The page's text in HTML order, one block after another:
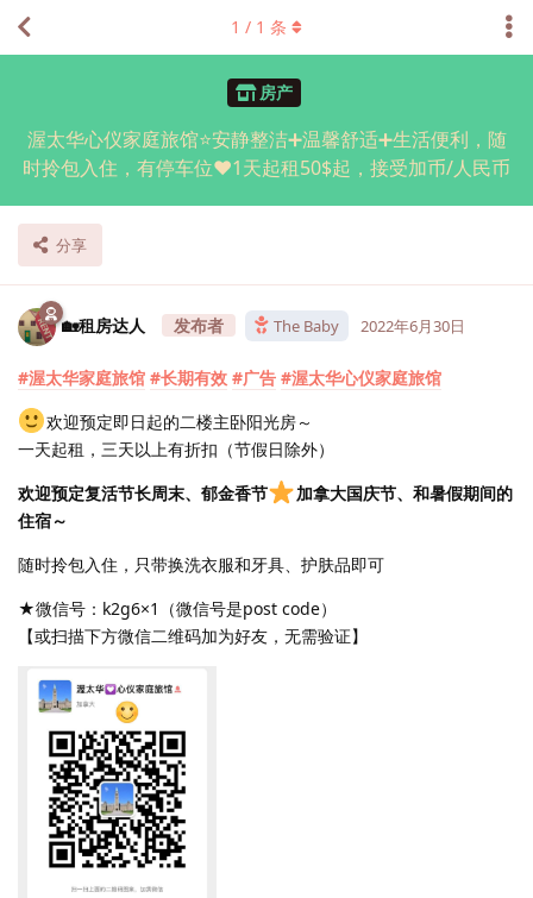
房产
渥太华心仪家庭旅馆⭐安静整洁➕温馨舒适➕生活便利，随
时拎包入住，有停车位❤️1天起租50$起，接受加币/人民币
分享
1 / 1 条
🏡租房达人 The Baby 2022年6月30日
#渥太华家庭旅馆 #长期有效 #广告 #渥太华心仪家庭旅馆
欢迎预定即日起的二楼主卧阳光房～
一天起租，三天以上️有折扣（节假日除外）
欢迎预定复活节长周末、郁金香节
加拿大国庆节、和暑假期间的
住宿～
随时拎包入住，只带换洗衣服和牙具、护肤品即可
★微信号：k2g6×1（微信号是post code）​
【或扫描下方微信二维码加为好友，无需验证】